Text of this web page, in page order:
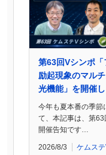
第63回Vシンポ「
励起現象のマル
光機能」を開催し
今年も夏本番の季
て、本記事は、第
開催告知です…
2026/8/3 ケムス